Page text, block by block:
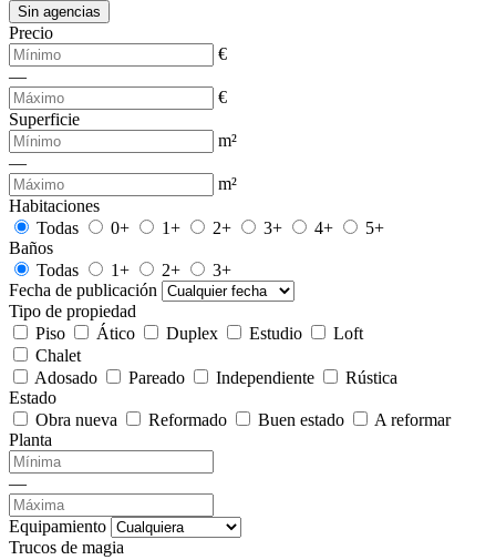
Sin agencias
Precio
€
—
€
Superficie
m²
—
m²
Habitaciones
Todas
0+ 1+ 2+ 3+ 4+
5+
Baños
Todas
1+ 2+
3+
Fecha de publicación
Tipo de propiedad
Piso
Ático Duplex Estudio
Loft
Chalet
Adosado
Pareado Independiente
Rústica
Estado
Obra nueva
Reformado Buen estado
A reformar
Planta
—
Equipamiento
Trucos de magia